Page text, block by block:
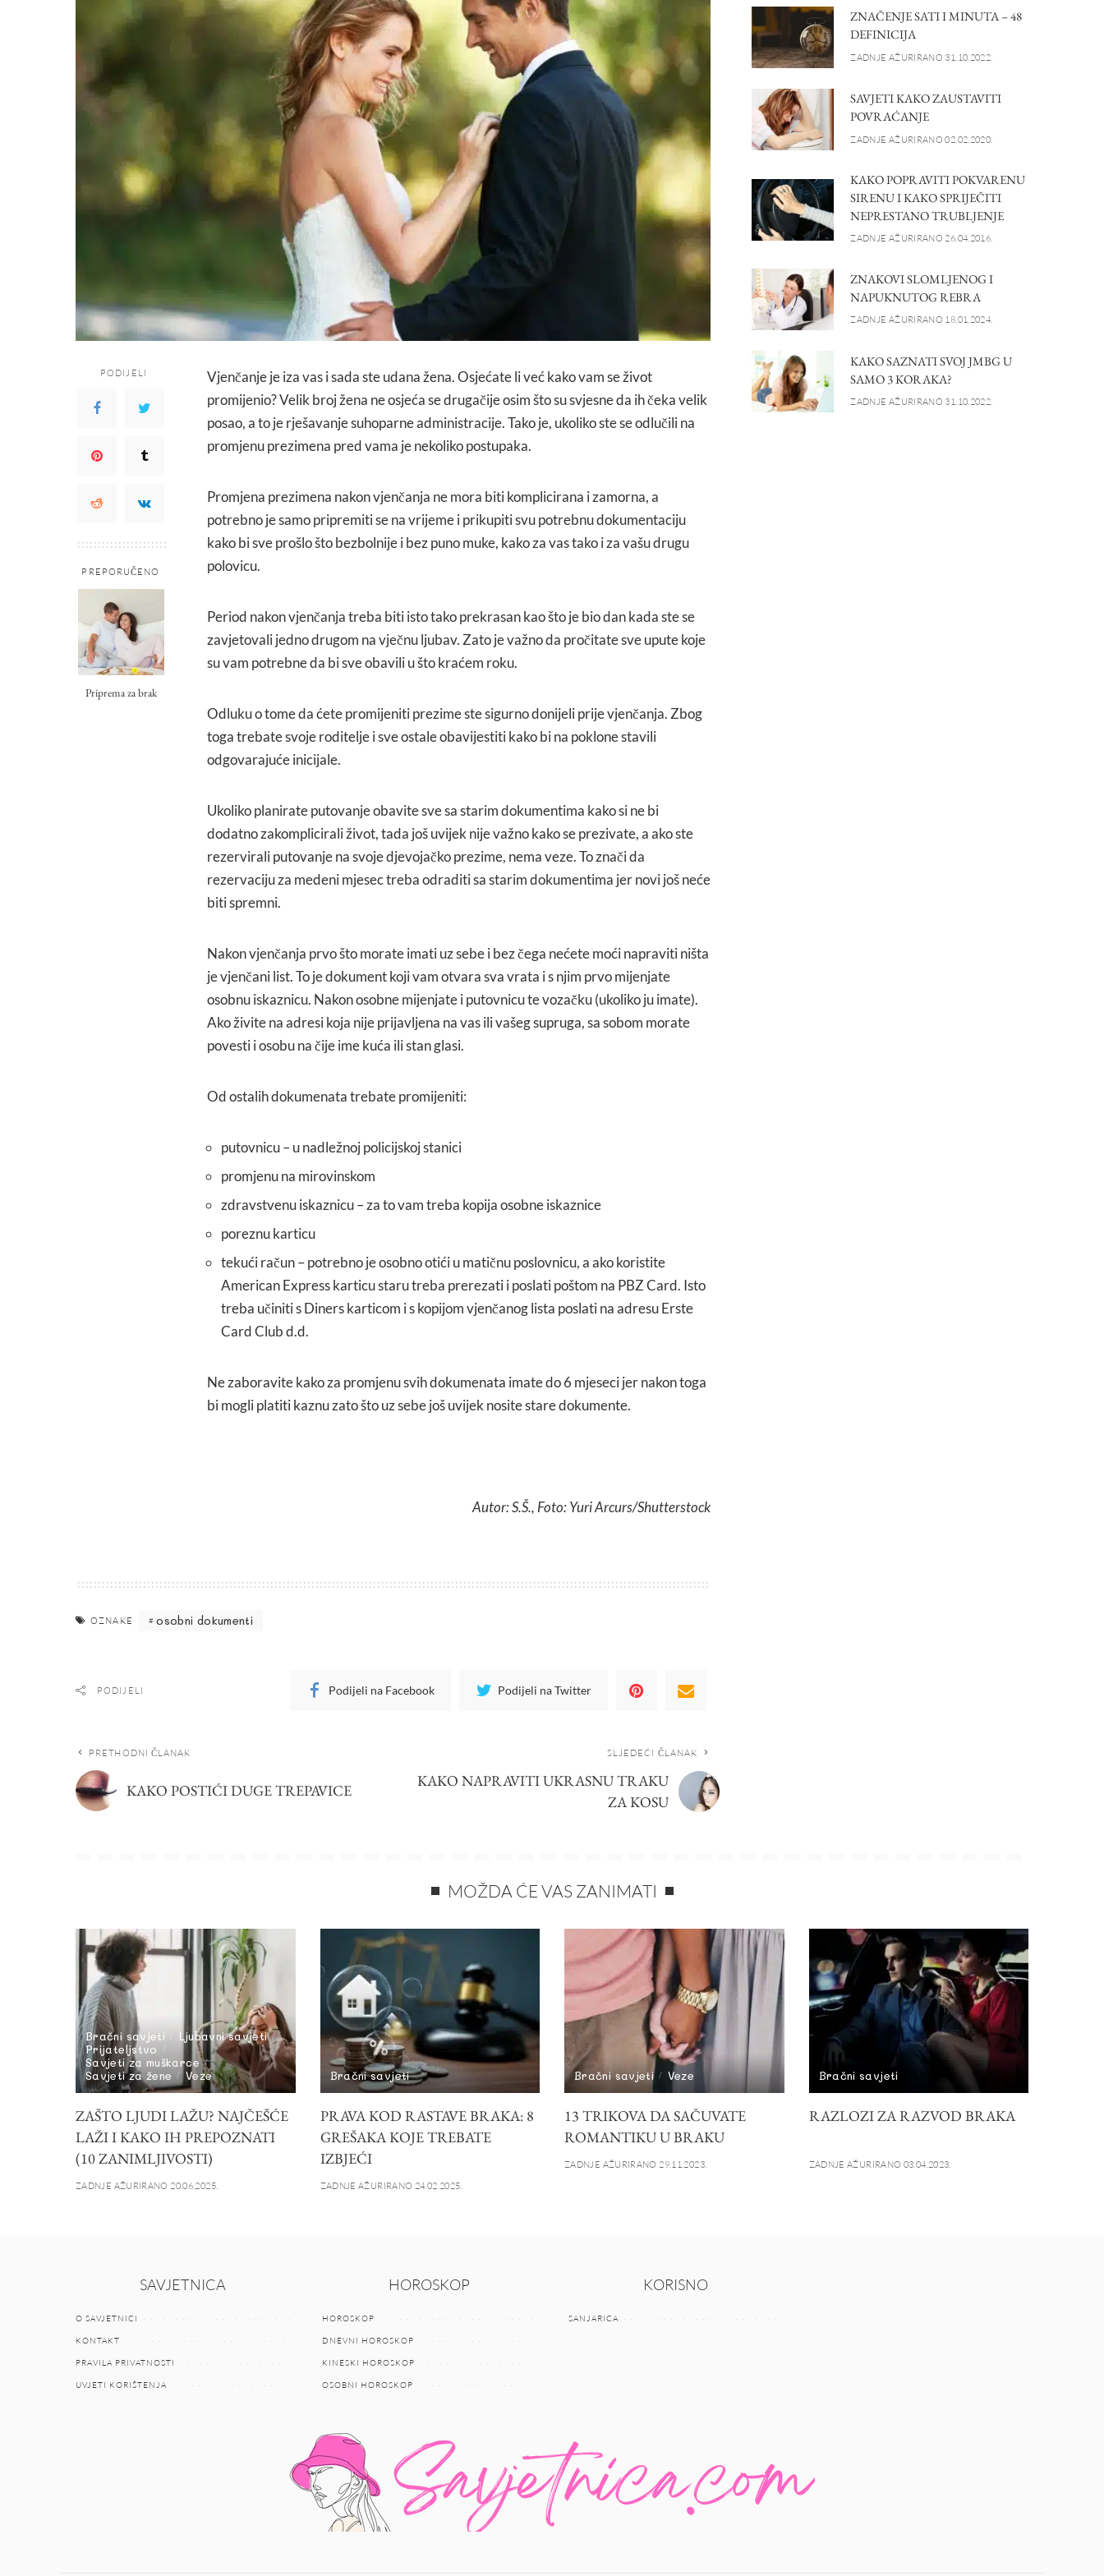
PODIJELI
PREPORUČENO
Priprema za brak
Vjenčanje je iza vas i sada ste udana žena. Osjećate li već kako vam se život
promijenio? Velik broj žena ne osjeća se drugačije osim što su svjesne da ih čeka velik
posao, a to je rješavanje suhoparne administracije. Tako je, ukoliko ste se odlučili na
promjenu prezimena pred vama je nekoliko postupaka.
Promjena prezimena nakon vjenčanja ne mora biti komplicirana i zamorna, a
potrebno je samo pripremiti se na vrijeme i prikupiti svu potrebnu dokumentaciju
kako bi sve prošlo što bezbolnije i bez puno muke, kako za vas tako i za vašu drugu
polovicu.
Period nakon vjenčanja treba biti isto tako prekrasan kao što je bio dan kada ste se
zavjetovali jedno drugom na vječnu ljubav. Zato je važno da pročitate sve upute koje
su vam potrebne da bi sve obavili u što kraćem roku.
Odluku o tome da ćete promijeniti prezime ste sigurno donijeli prije vjenčanja. Zbog
toga trebate svoje roditelje i sve ostale obavijestiti kako bi na poklone stavili
odgovarajuće inicijale.
Ukoliko planirate putovanje obavite sve sa starim dokumentima kako si ne bi
dodatno zakomplicirali život, tada još uvijek nije važno kako se prezivate, a ako ste
rezervirali putovanje na svoje djevojačko prezime, nema veze. To znači da
rezervaciju za medeni mjesec treba odraditi sa starim dokumentima jer novi još neće
biti spremni.
Nakon vjenčanja prvo što morate imati uz sebe i bez čega nećete moći napraviti ništa
je vjenčani list. To je dokument koji vam otvara sva vrata i s njim prvo mijenjate
osobnu iskaznicu. Nakon osobne mijenjate i putovnicu te vozačku (ukoliko ju imate).
Ako živite na adresi koja nije prijavljena na vas ili vašeg supruga, sa sobom morate
povesti i osobu na čije ime kuća ili stan glasi.
Od ostalih dokumenata trebate promijeniti:
putovnicu – u nadležnoj policijskoj stanici
promjenu na mirovinskom
zdravstvenu iskaznicu – za to vam treba kopija osobne iskaznice
poreznu karticu
tekući račun – potrebno je osobno otići u matičnu poslovnicu, a ako koristite
American Express karticu staru treba prerezati i poslati poštom na PBZ Card. Isto
treba učiniti s Diners karticom i s kopijom vjenčanog lista poslati na adresu Erste
Card Club d.d.
Ne zaboravite kako za promjenu svih dokumenata imate do 6 mjeseci jer nakon toga
bi mogli platiti kaznu zato što uz sebe još uvijek nosite stare dokumente.
Autor: S.Š., Foto: Yuri Arcurs/Shutterstock
OZNAKE osobni dokumenti
PODIJELI Podijeli na Facebook Podijeli na Twitter
PRETHODNI ČLANAK
KAKO POSTIĆI DUGE TREPAVICE
SLJEDEĆI ČLANAK
KAKO NAPRAVITI UKRASNU TRAKU
ZA KOSU
ZNAČENJE SATI I MINUTA – 48
DEFINICIJA
ZADNJE AŽURIRANO 31.10.2022.
SAVJETI KAKO ZAUSTAVITI
POVRAĆANJE
ZADNJE AŽURIRANO 02.02.2020.
KAKO POPRAVITI POKVARENU
SIRENU I KAKO SPRIJEČITI
NEPRESTANO TRUBLJENJE
ZADNJE AŽURIRANO 26.04.2016.
ZNAKOVI SLOMLJENOG I
NAPUKNUTOG REBRA
ZADNJE AŽURIRANO 18.01.2024.
KAKO SAZNATI SVOJ JMBG U
SAMO 3 KORAKA?
ZADNJE AŽURIRANO 31.10.2022.
MOŽDA ĆE VAS ZANIMATI
Bračni savjeti
Ljubavni savjeti
Prijateljstvo
Savjeti za muškarce
Savjeti za žene
Veze
ZAŠTO LJUDI LAŽU? NAJČEŠĆE
LAŽI I KAKO IH PREPOZNATI
(10 ZANIMLJIVOSTI)
ZADNJE AŽURIRANO 20.06.2025.
Bračni savjeti
PRAVA KOD RASTAVE BRAKA: 8
GREŠAKA KOJE TREBATE
IZBJEĆI
ZADNJE AŽURIRANO 24.02.2025.
Bračni savjeti Veze
13 TRIKOVA DA SAČUVATE
ROMANTIKU U BRAKU
ZADNJE AŽURIRANO 29.11.2023.
Bračni savjeti
RAZLOZI ZA RAZVOD BRAKA
ZADNJE AŽURIRANO 03.04.2023.
SAVJETNICA
O SAVJETNICI
KONTAKT
PRAVILA PRIVATNOSTI
UVJETI KORIŠTENJA
HOROSKOP
HOROSKOP
DNEVNI HOROSKOP
KINESKI HOROSKOP
OSOBNI HOROSKOP
KORISNO
SANJARICA